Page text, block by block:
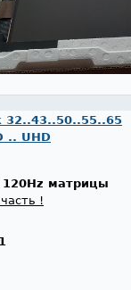
.. UHD
120Hz матрицы
!